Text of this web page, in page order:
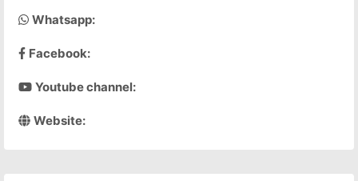
Whatsapp:
Facebook:
Youtube channel:
Website: